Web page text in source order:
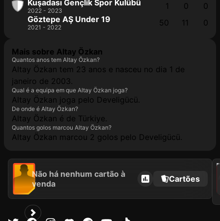
Kuşadası Gençlik Spor Kulübü
2022 - 2023 1 0
0
Göztepe AŞ Under 19
2021 - 2022 50 11 0
Mais sobre Altay Özkan
Quantos anos tem Altay Özkan?
Altay Özkan tem 23 anos e nasceu no dia 1 de
janeiro de 2003.
Qual é a equipa em que Altay Özkan joga?
Altay Özkan joga pelo Develigücü.
De onde é Altay Özkan?
Altay Özkan é de Türkiye.
Quantos golos marcou Altay Özkan?
Altay Özkan marcou 2 golos pelo Develigücü.
Não há nenhum cartão à
venda
Cartões
2021